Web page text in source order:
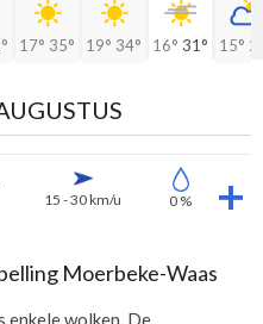
17° 35° 19° 34° 16° 31° 15°
15 - 30 km/u 0 %
Moerbeke-Waas
enkele wolken. De